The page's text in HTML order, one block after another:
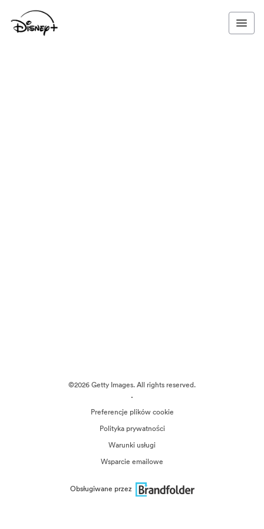
©2026 Getty Images. All rights reserved.
·
Preferencje plików cookie
Polityka prywatności
Warunki usługi
Wsparcie emailowe
Obsługiwane przez